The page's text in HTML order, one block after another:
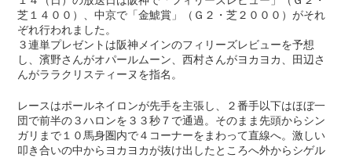
芝１４００）、中京で「金鯱賞」（Ｇ２・芝２０００）がそれ
ぞれ行われました。
３連単プレゼントは阪神メインのフィリーズレビューを予想
し、濱野さんがオパールムーン、西村さんがヨカヨカ、田辺さ
んがララクリスティーヌを指名。
レースはポールネイロンが先手を主張し、２番手以下はほぼ一
団で前半の３ハロンを３３秒７で通過。そのまま先頭からシン
ガリまで１０馬身圏内で４コーナーをまわって直線へ。激しい
叩き合いの中からヨカヨカが抜け出したところへ外からシゲル